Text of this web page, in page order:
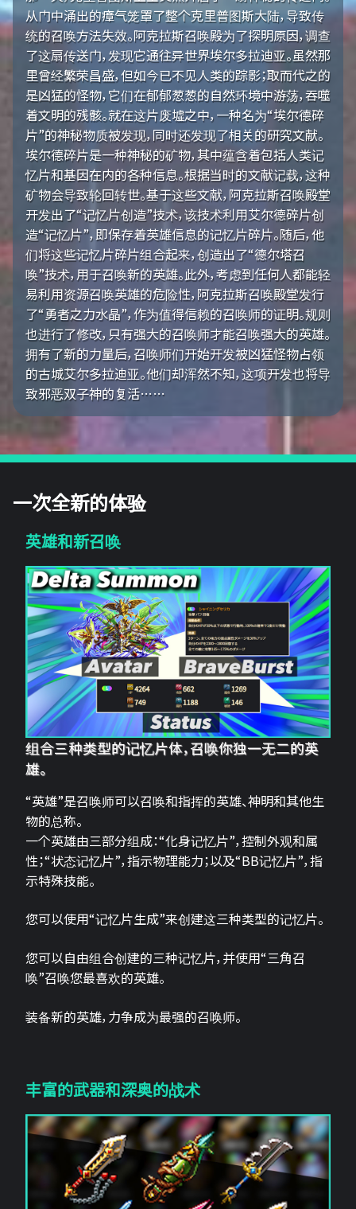
从门中涌出的瘴气笼罩了整个克里普图斯大陆，导致传
统的召唤方法失效。阿克拉斯召唤殿为了探明原因，调查
了这扇传送门，发现它通往异世界埃尔多拉迪亚。虽然那
里曾经繁荣昌盛，但如今已不见人类的踪影；取而代之的
是凶猛的怪物，它们在郁郁葱葱的自然环境中游荡，吞噬
着文明的残骸。就在这片废墟之中，一种名为“埃尔德碎
片”的神秘物质被发现，同时还发现了相关的研究文献。
埃尔德碎片是一种神秘的矿物，其中蕴含着包括人类记
忆片和基因在内的各种信息。根据当时的文献记载，这种
矿物会导致轮回转世。基于这些文献，阿克拉斯召唤殿堂
开发出了“记忆片创造”技术，该技术利用艾尔德碎片创
造“记忆片”，即保存着英雄信息的记忆片碎片。随后，他
们将这些记忆片碎片组合起来，创造出了“德尔塔召
唤”技术，用于召唤新的英雄。此外，考虑到任何人都能轻
易利用资源召唤英雄的危险性，阿克拉斯召唤殿堂发行
了“勇者之力水晶”，作为值得信赖的召唤师的证明。规则
也进行了修改，只有强大的召唤师才能召唤强大的英雄。
拥有了新的力量后，召唤师们开始开发被凶猛怪物占领
的古城艾尔多拉迪亚。他们却浑然不知，这项开发也将导
致邪恶双子神的复活……
一次全新的体验
英雄和新召唤
组合三种类型的记忆片体，召唤你独一无二的英
雄。
“英雄”是召唤师可以召唤和指挥的英雄、神明和其他生
物的总称。
一个英雄由三部分组成：“化身记忆片”，控制外观和属
性；“状态记忆片”，指示物理能力；以及“BB记忆片”，指
示特殊技能。
您可以使用“记忆片生成”来创建这三种类型的记忆片。
您可以自由组合创建的三种记忆片，并使用“三角召
唤”召唤您最喜欢的英雄。
装备新的英雄，力争成为最强的召唤师。
丰富的武器和深奥的战术